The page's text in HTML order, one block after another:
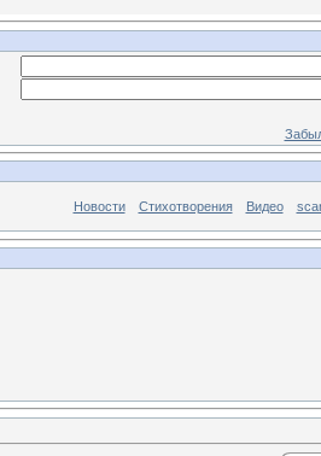
Новости Стихотворения Видео